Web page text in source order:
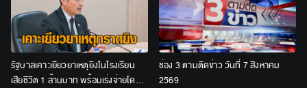
รัฐบาลเคาะเยียวยาเหตุยิงในโรงเรียน
เสียชีวิต 1 ล้านบาท พร้อมเร่งจ่ายโดย
ช่อง 3 ตามติดข่าว วันที่ 7 สิงหาคม
2569